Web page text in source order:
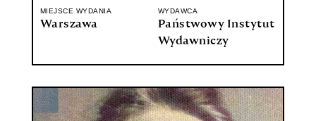
MIEJSCE WYDANIA
Warszawa
WYDAWCA
Państwowy Instytut
Wydawniczy